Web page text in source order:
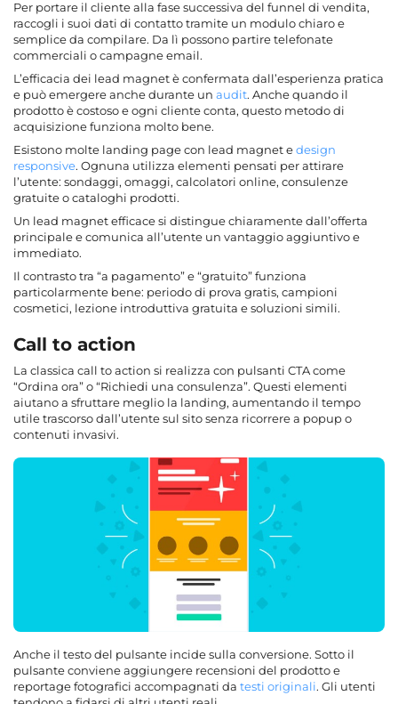
Per portare il cliente alla fase successiva del funnel di vendita,
raccogli i suoi dati di contatto tramite un modulo chiaro e
semplice da compilare. Da lì possono partire telefonate
commerciali o campagne email.
L’efficacia dei lead magnet è confermata dall’esperienza pratica
e può emergere anche durante un audit. Anche quando il
prodotto è costoso e ogni cliente conta, questo metodo di
acquisizione funziona molto bene.
Esistono molte landing page con lead magnet edesign
responsive. Ognuna utilizza elementi pensati per attirare
l’utente: sondaggi, omaggi, calcolatori online, consulenze
gratuite o cataloghi prodotti.
Un lead magnet efficace si distingue chiaramente dall’offerta
principale e comunica all’utente un vantaggio aggiuntivo e
immediato.
Il contrasto tra “a pagamento” e “gratuito” funziona
particolarmente bene: periodo di prova gratis, campioni
cosmetici, lezione introduttiva gratuita e soluzioni simili.
Call to action
La classica call to action si realizza con pulsanti CTA come
“Ordina ora” o “Richiedi una consulenza”. Questi elementi
aiutano a sfruttare meglio la landing, aumentando il tempo
utile trascorso dall’utente sul sito senza ricorrere a popup o
contenuti invasivi.
Anche il testo del pulsante incide sulla conversione. Sotto il
pulsante conviene aggiungere recensioni del prodotto e
reportage fotografici accompagnati da testi originali. Gli utenti